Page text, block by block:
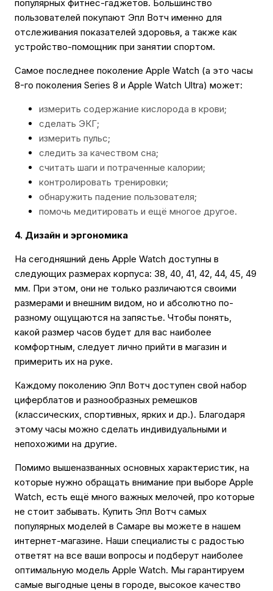
популярных фитнес-гаджетов. Большинство
пользователей покупают Эпл Вотч именно для
отслеживания показателей здоровья, а также как
устройство-помощник при занятии спортом.
Самое последнее поколение Apple Watch (а это часы
8-го поколения Series 8 и Apple Watch Ultra) может:
измерить содержание кислорода в крови;
сделать ЭКГ;
измерить пульс;
следить за качеством сна;
считать шаги и потраченные калории;
контролировать тренировки;
обнаружить падение пользователя;
помочь медитировать и ещё многое другое.
4. Дизайн и эргономика
На сегодняшний день Apple Watch доступны в
следующих размерах корпуса: 38, 40, 41, 42, 44, 45, 49
мм. При этом, они не только различаются своими
размерами и внешним видом, но и абсолютно по-
разному ощущаются на запястье. Чтобы понять,
какой размер часов будет для вас наиболее
комфортным, следует лично прийти в магазин и
примерить их на руке.
Каждому поколению Эпл Вотч доступен свой набор
циферблатов и разнообразных ремешков
(классических, спортивных, ярких и др.). Благодаря
этому часы можно сделать индивидуальными и
непохожими на другие.
Помимо вышеназванных основных характеристик, на
которые нужно обращать внимание при выборе Apple
Watch, есть ещё много важных мелочей, про которые
не стоит забывать. Купить Эпл Вотч самых
популярных моделей в Самаре вы можете в нашем
интернет-магазине. Наши специалисты с радостью
ответят на все ваши вопросы и подберут наиболее
оптимальную модель Apple Watch. Мы гарантируем
самые выгодные цены в городе, высокое качество